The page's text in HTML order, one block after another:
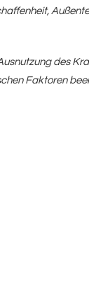
des
Faktoren